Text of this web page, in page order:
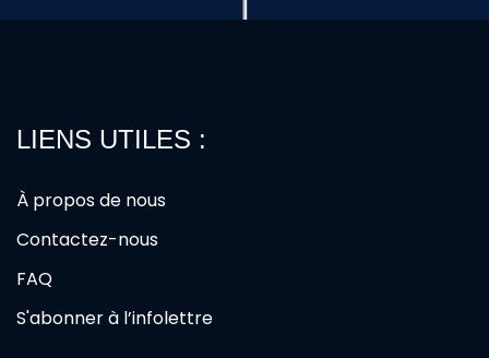
LIENS UTILES :
À propos de nous
Contactez-nous
FAQ
S'abonner à l’infolettre